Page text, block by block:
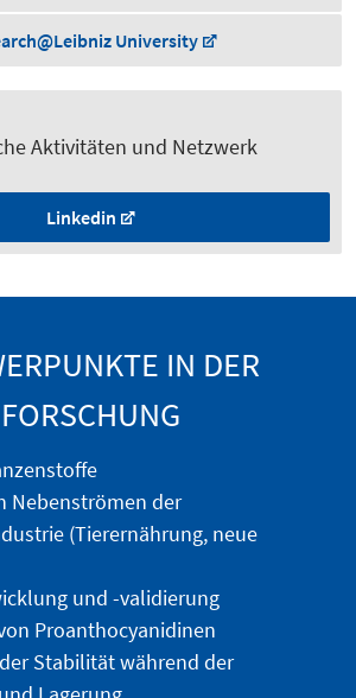
University
Aktivitäten und Netzwerk
Linkedin
IN DER
FORSCHUNG
Nebenströmen der
(Tierernährung, neue
und -validierung
Proanthocyanidinen
Stabilität während der